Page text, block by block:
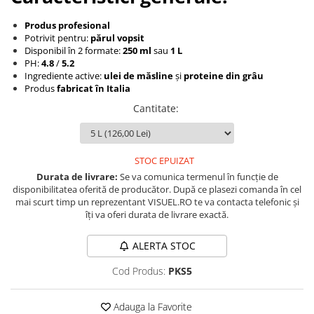
Storcatoare tuburi vopsea
Boluri pentru vopsit parul
Aparatura coafor
Ondulatoare de par
Aparate de sterilizat
Placi de indreptat parul
Uscatoare de par | feonuri
Difuzor pentru uscator de par |
feon
Accesorii coafor
Ace de par
Mobilier barber
Kit laminare gene si sprancene
Termix
Thuya
Upgrade
Produs profesional
Potrivit pentru: părul vopsit
Disponibil în 2 formate:250 ml sau 1 L
PH:4.8/5.2
Ingrediente active: ulei de măslineși proteine din grâu
Produsfabricat în Italia
Cantitate:
STOC EPUIZAT
Durata de livrare: Se va comunica termenul în funcție de
disponibilitatea oferită de producător. După ce plasezi comanda în cel
mai scurt timp un reprezentant VISUEL.RO te va contacta telefonic și
îți va oferi durata de livrare exactă.
ALERTA STOC
Cod Produs: PKS5
Adauga la Favorite